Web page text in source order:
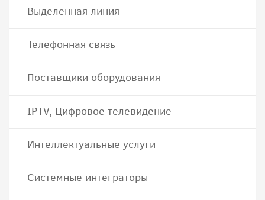
Выделенная линия
Телефонная связь
Поставщики оборудования
IPTV, Цифровое телевидение
Интеллектуальные услуги
Системные интеграторы